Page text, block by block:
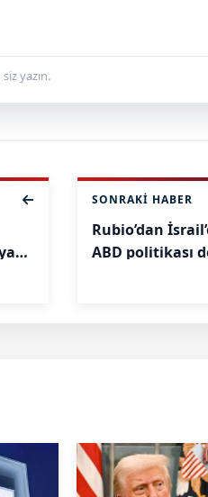
yazın.
SONRAKI HABER
Rubio’dan
ABD politikası